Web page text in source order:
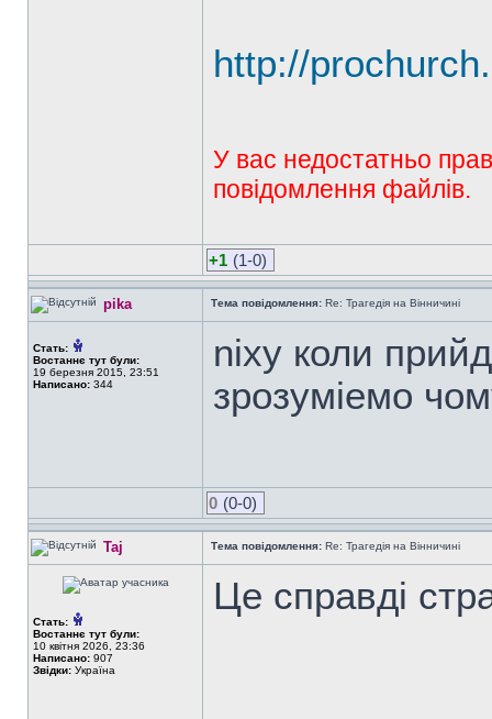
http://
У вас недостатньо
повідомлення файлів.
+1 (1-0)
pika Тема повідомлення: Re: Трагедія на Вінничині
Стать:
Востаннє тут були:
19 березня 2015, 23:51
Написано: 344
nixy коли
зрозумiемо
0 (0-0)
Taj Тема повідомлення: Re: Трагедія на Вінничині
Стать:
Востаннє тут були:
10 квітня 2026, 23:36
Написано: 907
Звідки: Україна
Це справді